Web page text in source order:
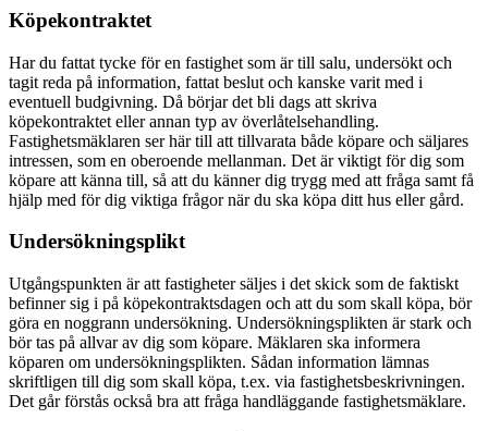
Köpekontraktet
Har du fattat tycke för en fastighet som är till salu, undersökt och
tagit reda på information, fattat beslut och kanske varit med i
eventuell budgivning. Då börjar det bli dags att skriva
köpekontraktet eller annan typ av överlåtelsehandling.
Fastighetsmäklaren ser här till att tillvarata både köpare och säljares
intressen, som en oberoende mellanman. Det är viktigt för dig som
köpare att känna till, så att du känner dig trygg med att fråga samt få
hjälp med för dig viktiga frågor när du ska köpa ditt hus eller gård.
Undersökningsplikt
Utgångspunkten är att fastigheter säljes i det skick som de faktiskt
befinner sig i på köpekontraktsdagen och att du som skall köpa, bör
göra en noggrann undersökning. Undersökningsplikten är stark och
bör tas på allvar av dig som köpare. Mäklaren ska informera
köparen om undersökningsplikten. Sådan information lämnas
skriftligen till dig som skall köpa, t.ex. via fastighetsbeskrivningen.
Det går förstås också bra att fråga handläggande fastighetsmäklare.